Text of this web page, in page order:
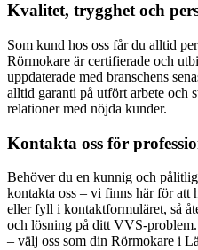
Kvalitet, trygghet och
Som kund hos oss får du alltid
Rörmokare är certifierade och
uppdaterade med branschens
alltid garanti på utfört arbete och
relationer med nöjda kunder.
Kontakta oss för
Behöver du en kunnig och
kontakta oss – vi finns här för att
eller fyll i kontaktformuläret, så
och lösning på ditt VVS-
– välj oss som din Rörmokare i